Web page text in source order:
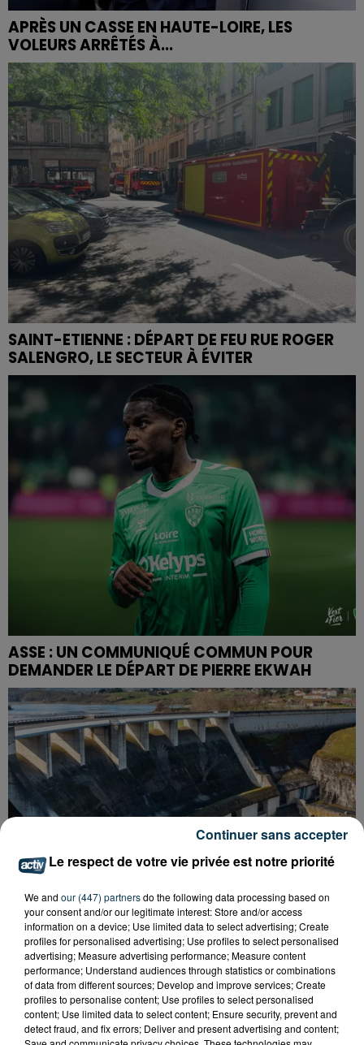
APRÈS UN CASSE EN HAUTE-LOIRE, LES
VOLEURS ARRÊTÉS À...
SAINT-ETIENNE : DÉPART DE FEU RUE ROGER
SALENGRO, LE SECTEUR À ÉVITER
ASSE : UN COMMUNIQUÉ COMMUN POUR
DEMANDER LE DÉPART DE PIERRE EKWAH
CYANOBACTÉRIES : LE PRÉFÊT PREND UN
ARRÊTÉ POUR LES ACTIVITÉS DE...
Le respect de votre vie privée est notre priorité
We and our (447) partnersdo the following data processing based on
your consent and/or our legitimate interest: Store and/or access
information on a device; Use limited data to select advertising; Create
profiles for personalised advertising; Use profiles to select personalised
advertising; Measure advertising performance; Measure content
performance; Understand audiences through statistics or combinations
of data from different sources; Develop and improve services; Create
profiles to personalise content; Use profiles to select personalised
content; Use limited data to select content; Ensure security, prevent and
detect fraud, and fix errors; Deliver and present advertising and content;
Continuer sans accepter